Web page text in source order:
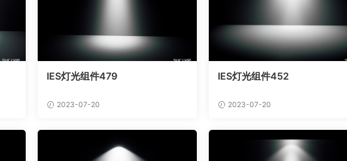
IES灯光组件479
2023-07-20
IES灯光组件452
2023-07-20